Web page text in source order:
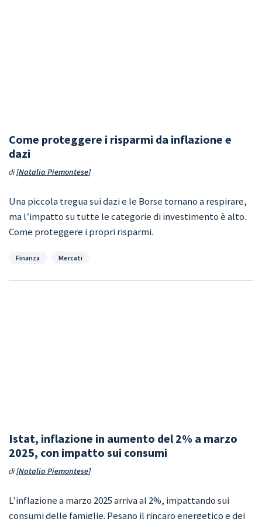
Come proteggere i risparmi da inflazione e
dazi
di Natalia Piemontese
Una piccola tregua sui dazi e le Borse tornano a respirare,
ma l’impatto su tutte le categorie di investimento è alto.
Come proteggere i propri risparmi.
Categorie
Finanza Mercati
Istat, inflazione in aumento del 2% a marzo
2025, con impatto sui consumi
di Natalia Piemontese
L’inflazione a marzo 2025 arriva al 2%, impattando sui
consumi delle famiglie. Pesano il rincaro energetico e dei